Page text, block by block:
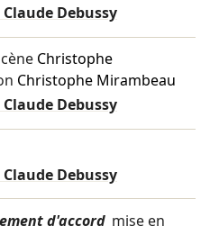
Debussy
Christophe
Christophe Mirambeau
Debussy
Debussy
d'accord mise en